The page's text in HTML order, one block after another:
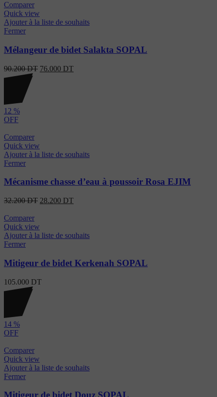
Comparer
Quick view
Ajouter à la liste de souhaits
Fermer
Mélangeur de bidet Salakta SOPAL
90.200DT 76.000 DT
12 %
OFF
Comparer
Quick view
Ajouter à la liste de souhaits
Fermer
Mécanisme chasse d’eau à poussoir Rosa EJIM
32.200DT 28.200 DT
Comparer
Quick view
Ajouter à la liste de souhaits
Fermer
Mitigeur de bidet Kerkenah SOPAL
105.000 DT
14 %
OFF
Comparer
Quick view
Ajouter à la liste de souhaits
Fermer